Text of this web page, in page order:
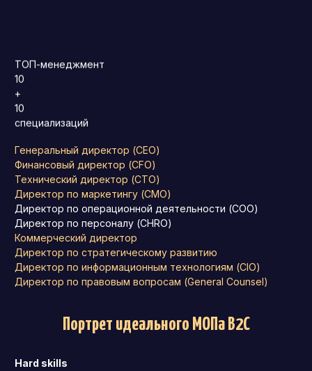
ТОП-менеджмент
10
+
10
специализаций
Генеральный директор (CEO)
Финансовый директор (CFO)
Технический директор (CTO)
Директор по маркетингу (CMO)
Директор по операционной деятельности (COO)
Директор по персоналу (CHRO)
Коммерческий директор
Директор по стратегическому развитию
Директор по информационным технологиям (CIO)
Директор по правовым вопросам (General Counsel)
Портрет идеального МОПа B2С
Hard skills